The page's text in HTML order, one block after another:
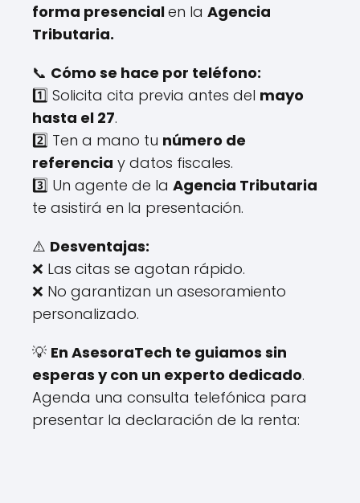
forma presencialen la Agencia
Tributaria.
📞 Cómo se hace por teléfono:
1️⃣ Solicita cita previa antes del mayo
hasta el 27.
2️⃣ Ten a mano tu número de
referencia y datos fiscales.
3️⃣ Un agente de la Agencia Tributaria
te asistirá en la presentación.
⚠️ Desventajas:
❌ Las citas se agotan rápido.
❌ No garantizan un asesoramiento
personalizado.
💡 En AsesoraTech te guiamos sin
esperas y con un experto dedicado.
Agenda una consulta telefónica para
presentar la declaración de la renta: